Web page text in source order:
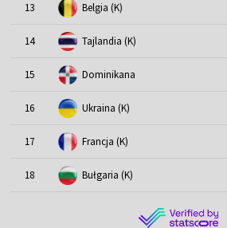
13 Belgia (K)
14 Tajlandia (K)
15 Dominikana
16 Ukraina (K)
17 Francja (K)
18 Bułgaria (K)